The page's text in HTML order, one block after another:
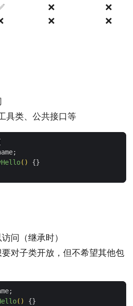
❌ ❌
❌ ❌
具类、公共接口等
()
问（继承时）
对子类开放，但不希望其他包
()